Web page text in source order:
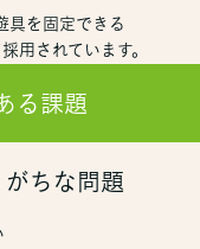
具を固定できる
用されています。
る課題
ちな問題